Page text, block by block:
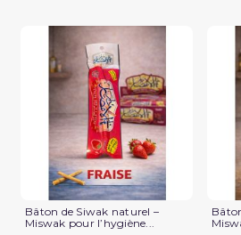
(1 avis)
Bâton de Siwak naturel –
Miswak pour l’hygiène...